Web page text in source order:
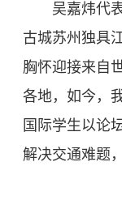
吴嘉炜代
古城苏州独具
胸怀迎接来自
各地，如今，
国际学生以论
解决交通难题